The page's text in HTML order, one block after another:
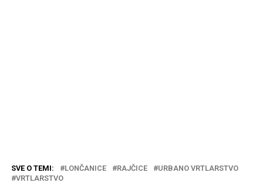
SVE O TEMI: LONČANICE RAJČICE
URBANO VRTLARSTVO
VRTLARSTVO